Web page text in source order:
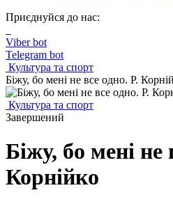
Приєднуйся до нас:
Viber bot
Telegram bot
Культура та спорт
Біжу, бо мені не все одно. Р.
Культура та спорт
Завершений
Біжу, бо мені не
Корнійко